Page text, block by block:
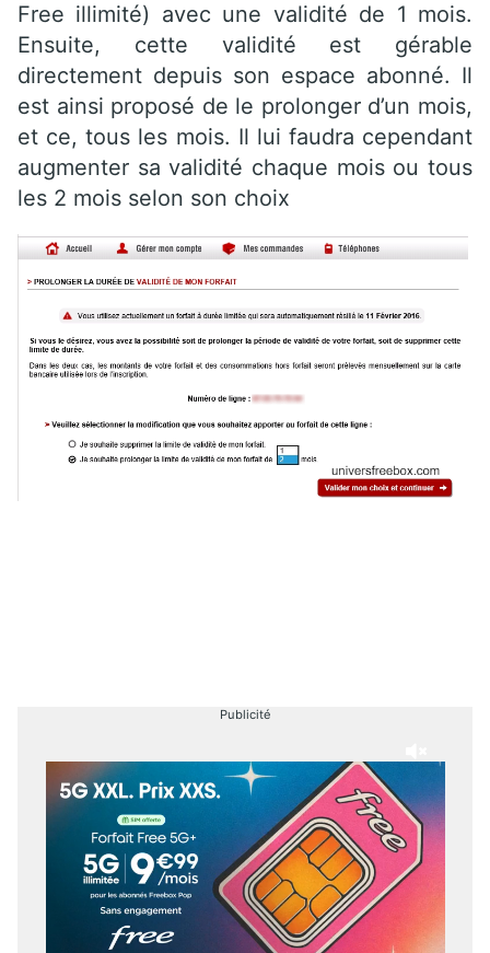
Free illimité) avec une validité de 1 mois.
Ensuite, cette validité est gérable
directement depuis son espace abonné. Il
est ainsi proposé de le prolonger d’un mois,
et ce, tous les mois. Il lui faudra cependant
augmenter sa validité chaque mois ou tous
les 2 mois selon son choix
Publicité